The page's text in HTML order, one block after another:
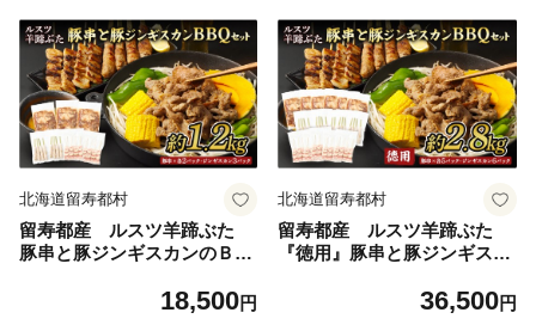
北海道留寿都村
留寿都産 ルスツ羊蹄ぶた
豚串と豚ジンギスカンのＢＢ
ね串・豚ジンギスカン【約1.
18,500円
北海道留寿都村
留寿都産 ルスツ羊蹄ぶた
『徳用』豚串と豚ジンギスカ
串・豚つくね串・豚ジンギス
36,500円